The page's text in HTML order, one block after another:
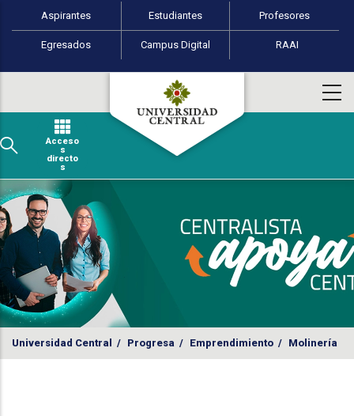
Pasar al contenido principal
Perfiles de usuario
Aspirantes Estudiantes Profesores
Egresados Campus Digital RAAI
Acceso
s
directo
s
Universidad Central / Progresa / Emprendimiento / Molinería